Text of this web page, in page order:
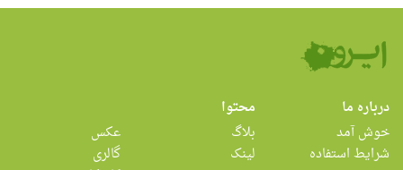
درباره ما
خوش آمد
شرایط استفاده
محتوا
بلاگ
لینک
عکس
گالری